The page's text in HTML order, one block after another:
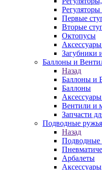
Первые
Вторые
Октопусы
Загубники
Баллоны и
Назад
Баллоны и
Баллоны
Вентили и
Запчасти
Подводные ружья
Назад
Подводные
Арбалеты